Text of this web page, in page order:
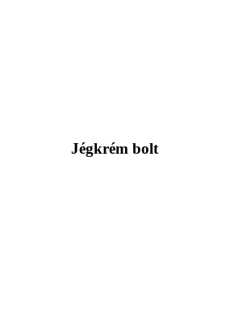
Jégkrém bolt